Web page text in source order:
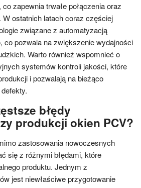
zapewnia trwałe połączenia oraz
ostatnich latach coraz częściej
związane z automatyzacją
co pozwala na zwiększenie wydajności
Warto również wspomnieć o
systemów kontroli jakości, które
i pozwalają na bieżąco
błędy
produkcji okien PCV?
zastosowania nowoczesnych
się z różnymi błędami, które
produktu. Jednym z
jest niewłaściwe przygotowanie